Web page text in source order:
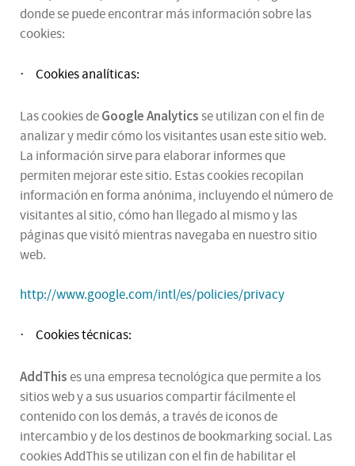
donde se puede encontrar más información sobre las
cookies:
· Cookies analíticas:
Las cookies deGoogle Analyticsse utilizan con el fin de
analizar y medir cómo los visitantes usan este sitio web.
La información sirve para elaborar informes que
permiten mejorar este sitio. Estas cookies recopilan
información en forma anónima, incluyendo el número de
visitantes al sitio, cómo han llegado al mismo y las
páginas que visitó mientras navegaba en nuestro sitio
web.
http://www.google.com/intl/es/policies/privacy
· Cookies técnicas:
AddThises una empresa tecnológica que permite a los
sitios web y a sus usuarios compartir fácilmente el
contenido con los demás, a través de iconos de
intercambio y de los destinos de bookmarking social. Las
cookies AddThis se utilizan con el fin de habilitar el